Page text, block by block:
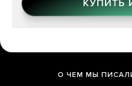
О ЧЕМ МЫ